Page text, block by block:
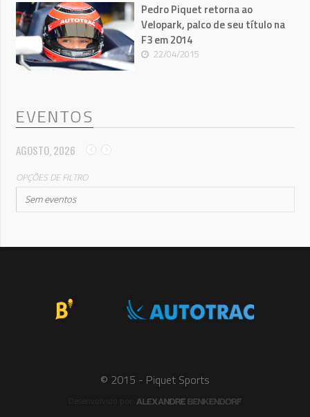
Pedro Piquet retorna ao
Velopark, palco de seu título na
F3 em 2014
22/04/2015
EVENTOS
AGOSTO, 2026
OPÇÕES DE FILTRO
Sem eventos
© 2015 - Piquet Sports